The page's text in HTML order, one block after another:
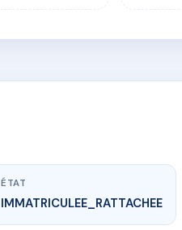
ÉTAT
IMMATRICULEE_RATTACHEE